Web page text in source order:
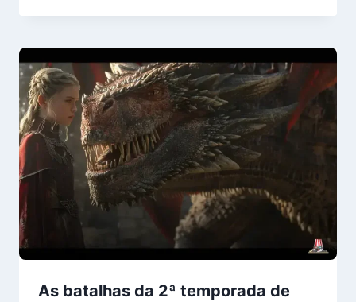
As batalhas da 2ª temporada de